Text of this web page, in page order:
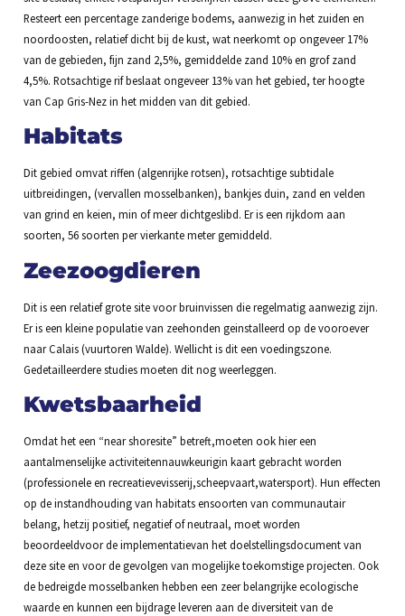
Resteert een percentage zanderige bodems, aanwezig in het zuiden en
noordoosten, relatief dicht bij de kust, wat neerkomt op ongeveer 17%
van de gebieden, fijn zand 2,5%, gemiddelde zand 10% en grof zand
4,5%. Rotsachtige rif beslaat ongeveer 13% van het gebied, ter hoogte
van Cap Gris-Nez in het midden van dit gebied.
Habitats
Dit gebied omvat riffen (algenrijke rotsen), rotsachtige subtidale
uitbreidingen, (vervallen mosselbanken), bankjes duin, zand en velden
van grind en keien, min of meer dichtgeslibd. Er is een rijkdom aan
soorten, 56 soorten per vierkante meter gemiddeld.
Zeezoogdieren
Dit is een relatief grote site voor bruinvissen die regelmatig aanwezig zijn.
Er is een kleine populatie van zeehonden geinstalleerd op de vooroever
naar Calais (vuurtoren Walde). Wellicht is dit een voedingszone.
Gedetailleerdere studies moeten dit nog weerleggen.
Kwetsbaarheid
Omdat het een “near shoresite” betreft,moeten ook hier een
aantalmenselijke activiteitennauwkeurigin kaart gebracht worden
(professionele en recreatievevisserij,scheepvaart,watersport). Hun effecten
op de instandhouding van habitats ensoorten van communautair
belang, hetzij positief, negatief of neutraal, moet worden
beoordeeldvoor de implementatievan het doelstellingsdocument van
deze site en voor de gevolgen van mogelijke toekomstige projecten. Ook
de bedreigde mosselbanken hebben een zeer belangrijke ecologische
waarde en kunnen een bijdrage leveren aan de diversiteit van de